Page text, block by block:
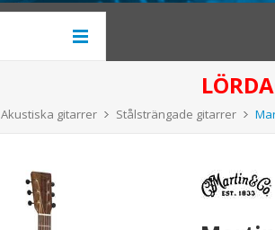
Akustiska gitarrer Stålsträngade gitarrer